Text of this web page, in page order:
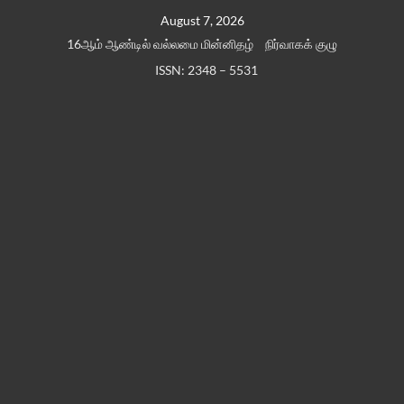
August 7, 2026
16ஆம் ஆண்டில் வல்லமை மின்னிதழ்
நிர்வாகக் குழு
ISSN: 2348 – 5531